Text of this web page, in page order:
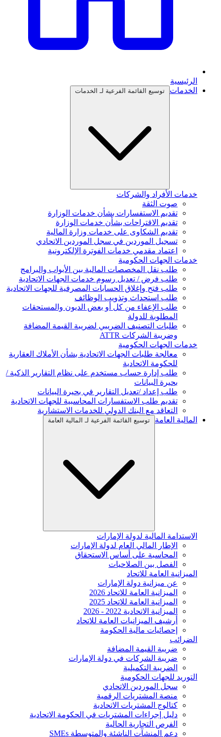
الرئيسية
الخدمات
توسيع القائمة الفرعية لـ الخدمات
خدمات الأفراد والشركات
صوت الثقة
تقديم الاستفسارات بشأن خدمات الوزارة
تقديم الاقتراحات بشأن خدمات الوزارة
تقديم الشكاوى على خدمات وزارة المالية
تسجيل الموردين في سجل الموردين الاتحادي
اعتماد مقدمي خدمات الفوترة الإلكترونية
خدمات الجهات الحكومية
طلب نقل المخصصات المالية بين الأبواب والبرامج
طلب فرض / تعديل رسوم خدمات الجهات الاتحادية
طلب فتح وإغلاق الحسابات المصرفية للجهات الاتحادية
طلب استحداث وتذويب الوظائف
طلب الإعفاء من كل أو بعض الديون والمستحقات
المطلوبة للدولة
طلبات التصنيف الضريبي لضريبة القيمة المضافة
وضريبة الشركات ATTR
خدمات الجهات الحكومية
معالجة طلبات الجهات الاتحادية بشأن الأملاك العقارية
للحكومة الاتحادية
طلب إدارة حساب مستخدم على نظام التقارير الذكية /
بحيرة البيانات
طلب إعداد /تعديل التقارير في بحيرة البيانات
تقديم طلب الاستفسارات المحاسبية للجهات الاتحادية
التعاقد مع البنك الدولي للخدمات الاستشارية
المالية العامة
توسيع القائمة الفرعية لـ المالية العامة
الاستدامة المالية لدولة الإمارات
الإطار المالي العام لدولة الإمارات
المحاسبة على أساس الاستحقاق
الفصل بين الصلاحيات
الميزانية العامة للاتحاد
عن ميزانية دولة الإمارات
الميزانية العامة للاتحاد 2026
الميزانية العامة للاتحاد 2025
الميزانية الاتحادية 2022 - 2026
أرشيف الميزانيات العامة للاتحاد
إحصائيات مالية الحكومة
الضرائب
ضريبة القيمة المضافة
ضريبة الشركات في دولة الإمارات
الضريبة التكميلية
التوريد للجهات الحكومية
سجل الموردين الاتحادي
منصة المشتريات الرقمية
كتالوج المشتريات الاتحادية
دليل إجراءات المشتريات في الحكومة الاتحادية
الفرص التجارية الحالية
دعم المنشآت الناشئة والمتوسطة SMEs